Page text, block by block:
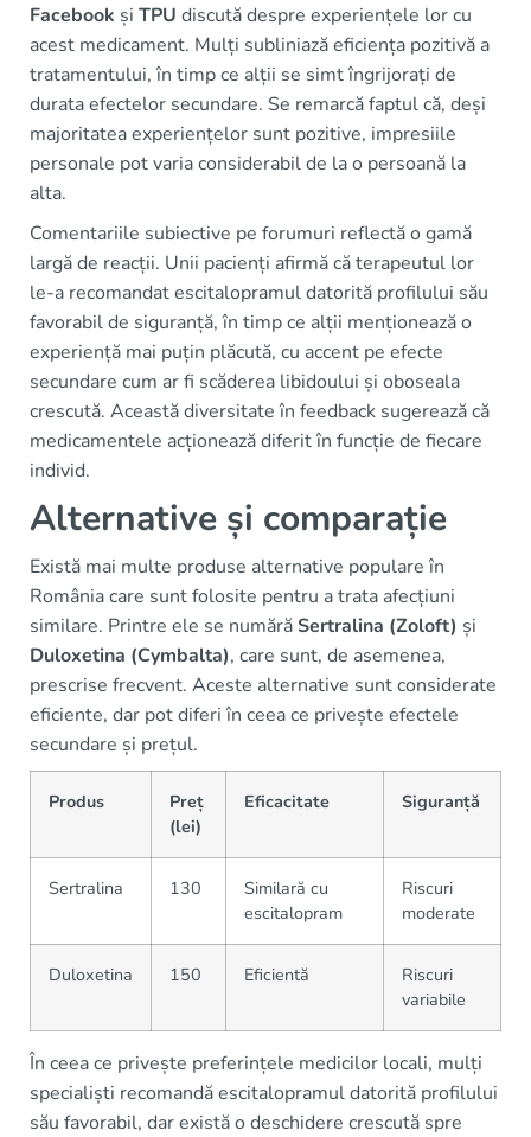
Facebook și TPU discută despre experiențele lor cu
acest medicament. Mulți subliniază eficiența pozitivă a
tratamentului, în timp ce alții se simt îngrijorați de
durata efectelor secundare. Se remarcă faptul că, deși
majoritatea experiențelor sunt pozitive, impresiile
personale pot varia considerabil de la o persoană la
alta.
Comentariile subiective pe forumuri reflectă o gamă
largă de reacții. Unii pacienți afirmă că terapeutul lor
le-a recomandat escitalopramul datorită profilului său
favorabil de siguranță, în timp ce alții menționează o
experiență mai puțin plăcută, cu accent pe efecte
secundare cum ar fi scăderea libidoului și oboseala
crescută. Această diversitate în feedback sugerează că
medicamentele acționează diferit în funcție de fiecare
individ.
Alternative și comparație
Există mai multe produse alternative populare în
România care sunt folosite pentru a trata afecțiuni
similare. Printre ele se numărăSertralina (Zoloft) și
Duloxetina (Cymbalta), care sunt, de asemenea,
prescrise frecvent. Aceste alternative sunt considerate
eficiente, dar pot diferi în ceea ce privește efectele
secundare și prețul.
Produs
Preț
(lei)
Eficacitate Siguranță
Sertralina 130
Similară cu
escitalopram
Riscuri
moderate
Duloxetina 150 Eficientă
Riscuri
variabile
În ceea ce privește preferințele medicilor locali, mulți
specialiști recomandă escitalopramul datorită profilului
său favorabil, dar există o deschidere crescută spre